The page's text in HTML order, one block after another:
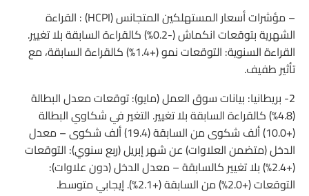
– مؤشرات أسعار المستهلكين المتجانس (HCPI) : القراءة
الشهرية بتوقعات انكماش (-0.2%) كالقراءة السابقة بلا تغيير.
القراءة السنوية: التوقعات نمو (+1.4%) كالقراءة السابقة، مع
تأثير طفيف.
2- بريطانيا: بيانات سوق العمل (مايو): توقعات معدل البطالة
(4.8%) كالقراءة السابقة بلا تغيير. التغير في شكاوي البطالة
(+10.0) ألف شكوى من السابقة (19.4) ألف شكوى – معدل
الدخل (متضمن العلاوات) عن شهر إبريل (ربع سنوي): التوقعات
(+2.4%) بلا تغيير كالسابقة – معدل الدخل (دون علاوات):
التوقعات (+2.0%) من السابقة (+2.1%). إيجابي متوسط.